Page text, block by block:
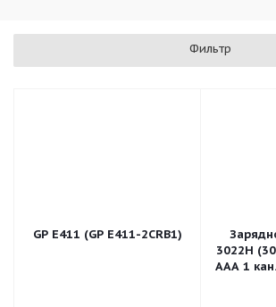
Фильтр
GP E411 (GP E411-2CRB1)
3022Н
ААА 1